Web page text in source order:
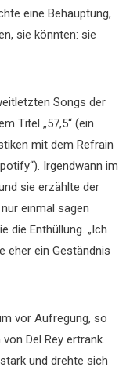
eine Behauptung,
sie könnten: sie
Songs der
Titel „57,5“ (ein
mit dem Refrain
Irgendwann im
sie erzählte der
einmal sagen
die Enthüllung. „Ich
eher ein Geständnis
vor Aufregung, so
Del Rey ertrank.
und drehte sich